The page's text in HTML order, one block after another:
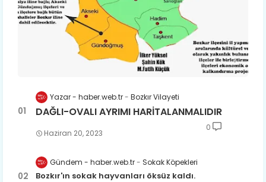
Yazar - haber.web.tr Bozkır Vilayeti
DAĞLI-OVALI AYRIMI HARİTALANMALIDIR
Haziran 20, 2023
0
Gündem - haber.web.tr Sokak Köpekleri
Bozkır'ın sokak hayvanları öksüz kaldı.